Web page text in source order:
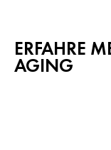
ERFAHRE
AGING